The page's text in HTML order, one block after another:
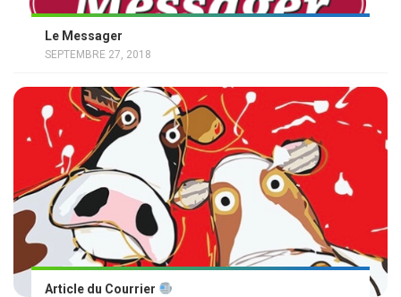
Le Messager
SEPTEMBRE 27, 2018
Article du Courrier